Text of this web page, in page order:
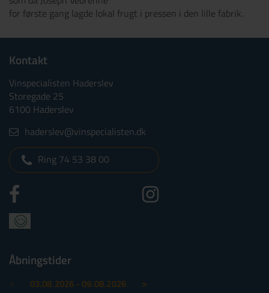
for første gang lagde lokal frugt i pressen i den lille fabrik.
Kontakt
Vinspecialisten Haderslev
Storegade 25
6100 Haderslev
haderslev@vinspecialisten.dk
Ring 74 53 38 00
Åbningstider
>
03.08.2026 - 09.08.2026